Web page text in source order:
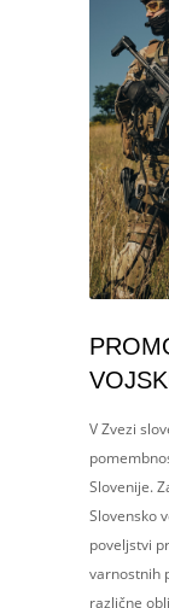
V Zvezi
Slovenije.
Slovensko
poveljstvi
varnostnih
različne